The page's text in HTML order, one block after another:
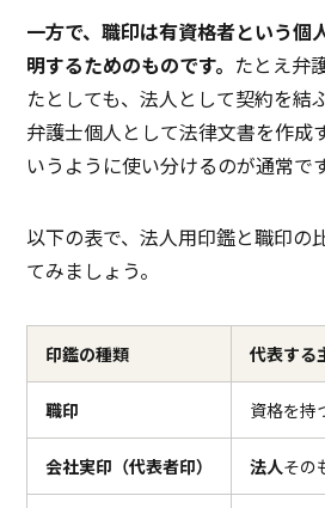
一方で、職印は有資格者という個
明するためのものです。 たとえ弁
たとしても、法人として契約を結
弁護士個人として法律文書を作成
いうように使い分けるのが通常です
以下の表で、法人用印鑑と職印の
てみましょう。
印鑑の種類 代表する
職印 資格を持
会社実印（代表者印） 法人その